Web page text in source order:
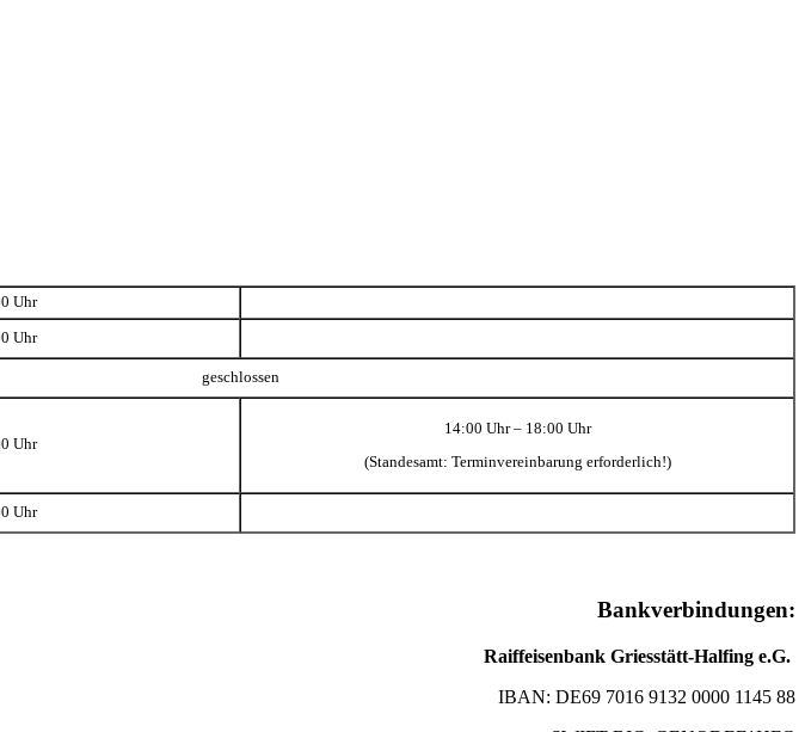
Uhr
Uhr
geschlossen
Uhr
14:00 Uhr – 18:00 Uhr
(Standesamt: Terminvereinbarung erforderlich!)
Uhr
Bankverbindungen:
Raiffeisenbank Griesstätt-Halfing e.G.
IBAN: DE69 7016 9132 0000 1145 88